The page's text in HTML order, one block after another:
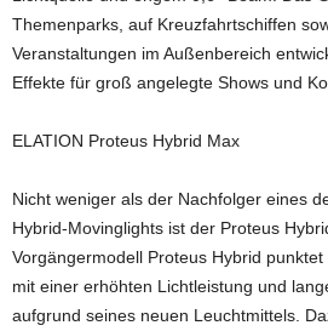
Themenparks, auf Kreuzfahrtschiffen
Veranstaltungen im Außenbereich
Effekte für groß angelegte Shows und
ELATION Proteus Hybrid Max
Nicht weniger als der Nachfolger eines
Hybrid-Movinglights ist der Proteus
Vorgängermodell Proteus Hybrid
mit einer erhöhten Lichtleistung und
aufgrund seines neuen Leuchtmittels.